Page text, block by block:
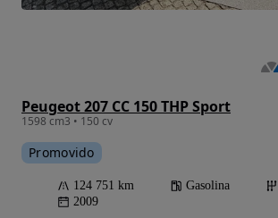
Peugeot 207 CC 150 THP Sport
1598 cm3 • 150 cv
Promovido
124 751 km Gasolina
2009